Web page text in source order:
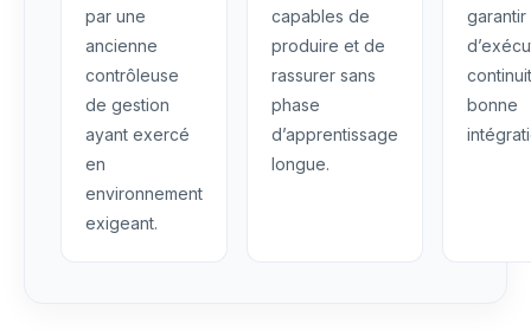
par une
ancienne
contrôleuse
de gestion
ayant exercé
en
environnement
exigeant.
capables de
produire et de
rassurer sans
phase
d’apprentissage
longue.
garantir
bonne